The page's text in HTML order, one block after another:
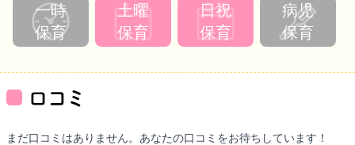
一時
保育
土曜
保育
日祝
保育
病児
保育
口コミ
まだ口コミはありません。あなたの口コミをお待ちしています！